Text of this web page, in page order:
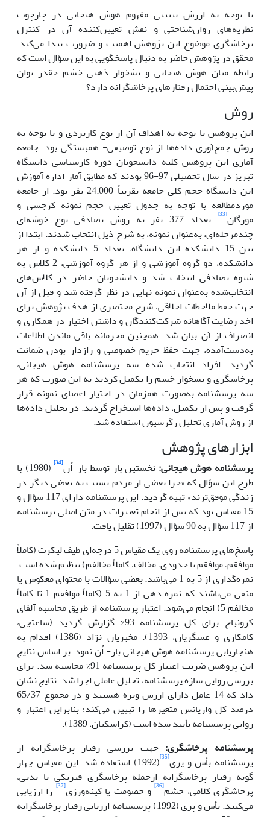
با توجه به ارزش تبیینی مفهوم هوش هیجانی در چارچوب
نظریه‌های روان‌شناختی و نقش تعیین‌کننده آن در کنترل
پرخاشگری موضوع این پژوهش اهمیت و ضرورت پیدا می‌کند.
محقق در پژوهش حاضر به دنبال پاسخگویی به این سؤال است که
رابطه میان هوش هیجانی و نشخوار ذهنی خشم چقدر توان
پیش‌بینی احتمال رفتارهای پرخاشگرانه دارد؟
روش
این پژوهش با توجه به اهداف آن از نوع کاربردی و با توجه به
روش جمع‌آوری داده‌ها از نوع توصیفی- همبستگی بود. جامعه
آماری این پژوهش کلیه دانشجویان دوره کارشناسی دانشگاه
تبریز در سال تحصیلی 97-96 بودند که مطابق آمار اداره آموزش
این دانشگاه حجم کلی جامعه تقریباً 24.000 نفر بود. از جامعه
موردمطالعه با توجه به جدول تعیین حجم نمونه کرجسی و
مورگان[33]
تعداد 377 نفر به روش تصادفی نوع خوشه‌ای
چندمرحله‌ای، به‌عنوان نمونه، به شرح ذیل انتخاب شدند. ابتدا از
بین 15 دانشکده این دانشگاه، تعداد 5 دانشکده و از هر
دانشکده، دو گروه آموزشی و از هر گروه آموزشی، 2 کلاس به
شیوه تصادفی انتخاب شد و دانشجویان حاضر در کلاس‌های
انتخاب‌شده به‌عنوان نمونه نهایی در نظر گرفته شد و قبل از آن
جهت حفظ ملاحظات اخلاقی، شرح مختصری از هدف پژوهش برای
اخذ رضایت آگاهانه شرکت‌کنندگان و داشتن اختیار در همکاری و
انصراف از آن بیان شد. همچنین محرمانه باقی ماندن اطلاعات
به‌دست‌آمده، جهت حفظ حریم خصوصی و رازدار بودن ضمانت
گردید. افراد انتخاب شده سه پرسشنامه هوش هیجانی،
پرخاشگری و نشخوار خشم را تکمیل کردند به این صورت که هر
سه پرسشنامه به‌صورت همزمان در اختیار اعضای نمونه قرار
گرفت و پس از تکمیل، داده‌ها استخراج گردید. در تحلیل داده‌ها
از روش آماری تحلیل رگرسیون استفاده شد.
ابزارهای پژوهش
پرسشنامه هوش هیجانی: نخستین بار توسط بار-اُن[34]
(1980) با
طرح این سؤال که «چرا بعضی از مردم نسبت به بعضی دیگر در
زندگی موفق‌ترند» تهیه گردید. این پرسشنامه دارای 117 سؤال و
15 مقیاس بود که پس از انجام تغییرات در متن اصلی پرسشنامه
از 117 سؤال به 90 سؤال (1997) تقلیل یافت.
پاسخ‌های پرسشنامه روی یک مقیاس 5 درجه‌ای طیف لیکرت (کاملاً
موافقم، موافقم تا حدودی، مخالف، کاملاً مخالفم) تنظیم شده است.
نمره‌گذاری از 5 به 1 می‌باشد. بعضی سؤالات با محتوای معکوس یا
منفی می‌باشند که نمره دهی از 1 به 5 (کاملاً موافقم 1 تا کاملاً
مخالفم 5) انجام می‌شود. اعتبار پرسشنامه از طریق محاسبه آلفای
کرونباخ برای کل پرسشنامه 93% گزارش گردید (ساعتچی،
کامکاری و عسگریان، 1393). مخبریان نژاد (1386) اقدام به
هنجاریابی پرسشنامه هوش هیجانی بار- اُن نمود. بر اساس نتایج
این پژوهش ضریب اعتبار کل پرسشنامه 91% محاسبه شد. برای
بررسی روایی سازه پرسشنامه، تحلیل عاملی اجرا شد. نتایج نشان
داد که 14 عامل دارای ارزش ویژه هستند و در مجموع 65/37
درصد کل واریانس متغیرها را تبیین می‌کند؛ بنابراین اعتبار و
روایی پرسشنامه تأیید شده است (کراسکیان، 1389).
پرسشنامه پرخاشگری:جهت بررسی رفتار پرخاشگرانه از
پرسشنامه بأس و پری[35]
(1992) استفاده شد. این مقیاس چهار
گونه رفتار پرخاشگرانه ازجمله پرخاشگری فیزیکی یا بدنی،
پرخاشگری کلامی، خشم[36] و خصومت یا کینه‌ورزی[37]
را ارزیابی
می‌کنند. بأس و پری (1992) پرسشنامه ارزیابی رفتار پرخاشگرانه